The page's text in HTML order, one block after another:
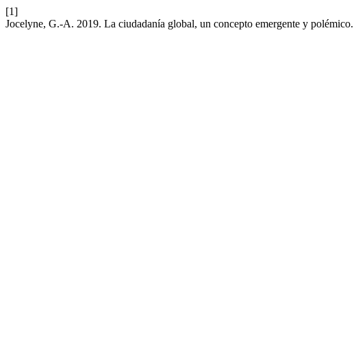
[1]
Jocelyne, G.-A. 2019. La ciudadanía global, un concepto emergente y polémico.